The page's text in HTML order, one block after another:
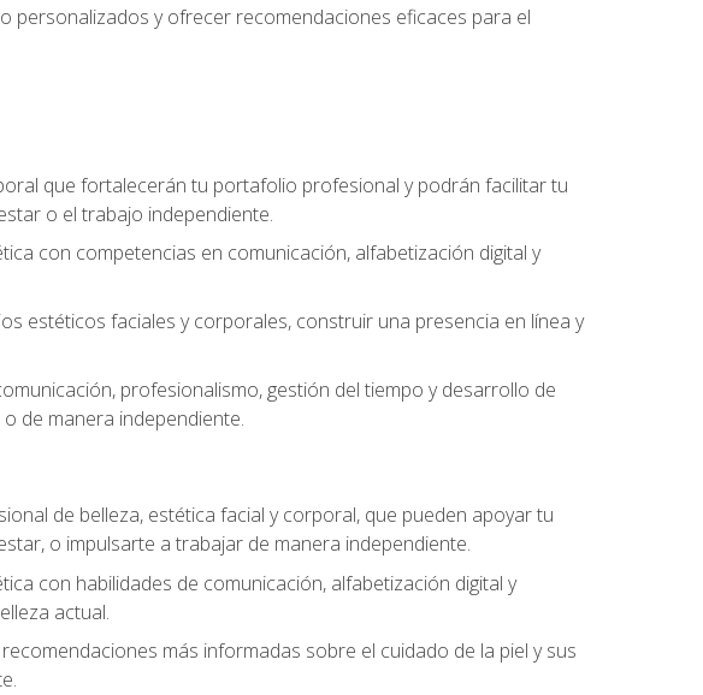
personalizados y ofrecer recomendaciones eficaces para el
que fortalecerán tu portafolio profesional y podrán facilitar tu
o el trabajo independiente.
con competencias en comunicación, alfabetización digital y
estéticos faciales y corporales, construir una presencia en línea y
profesionalismo, gestión del tiempo y desarrollo de
de manera independiente.
de belleza, estética facial y corporal, que pueden apoyar tu
o impulsarte a trabajar de manera independiente.
con habilidades de comunicación, alfabetización digital y
actual.
más informadas sobre el cuidado de la piel y sus